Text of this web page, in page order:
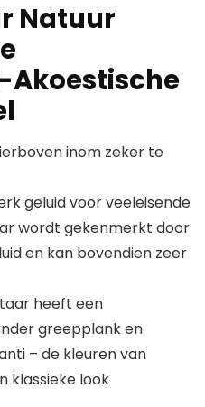
Natuur
inom zeker te
geluid voor veeleisende
wordt gekenmerkt door
en kan bovendien zeer
heeft een
greepplank en
– de kleuren van
klassieke look